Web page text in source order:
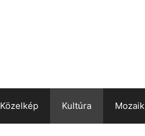
Közelkép Kultúra Mozaik